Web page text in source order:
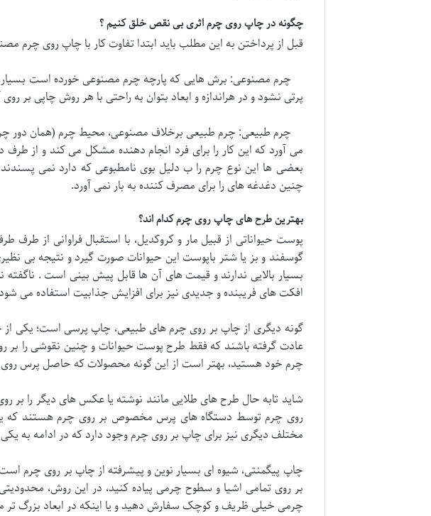
چگونه در چاپ روی چرم اثری بی نقص خلق کنیم ؟
قبل از پرداختن به این مطلب باید ابتدا تفاوت کار با چاپ روی چرم
چرم مصنوعی: برش هایی که پارچه چرم مصنوعی خورده است بسیار
پرتی نشود و در هراندازه و ابعاد بتوان به راحتی با هر روش چاپی بر
چرم طبیعی: چرم طبیعی برخلاف مصنوعی، محیط چرم (همان دور چرم)
می آورد که این کار را برای فرد انجام دهنده مشکل می کند و از
بعضی ها این نوع چرم را ب دلیل بوی نامطبوعی که دارد نمی
چنین دغدغه های را برای مصرف کننده به بار نمی آورد.
بهترین طرح های چاپ روی چرم کدام اند؟
پوست حیواناتی از قبیل مار و کروکدیل، با استقبال فراوانی از
گوسفند و بز یا شتر باپوست این حیوانات صورت گیرد و نتیجه بی
بسیار بالایی ندارند و قیمت های آن ها قابل پیش بینی است .
افکت های فریبنده و جدیدی نیز برای افزایش جذابیت استفاده می
گونه دیگری از چاپ بر روی چرم های طبیعی، چاپ پرسی است؛ یکی
عادت گرفته باشند که فقط طرح پوست حیوانات و چنین نقوشی را بر
چرم خود هستید، بهتر است از این گونه محصولات که حاصل پرس روی
شاید تابه حال طرح های طلایی مانند نوشته یا عکس های دیگر را بر
روی چرم توسط دستگاه های پرس مخصوص بر روی چرم هستند که
مختلف دیگری نیز برای چاپ بر روی چرم وجود دارد که در ادامه به یکی
چاپ پیگمنتی، شیوه ای بسیار نوین و پیشرفته از چاپ بر روی چرم
بر روی تمامی اشیا و سطوح چرمی پیاده کنید، در این روش،
چرمی خیلی ظریف و کوچک سفارش دهید و یا اینکه در ابعاد بزرگ